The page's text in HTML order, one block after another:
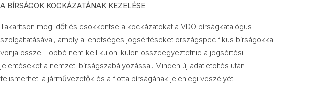
A BÍRSÁGOK KOCKÁZATÁNAK KEZELÉSE
Takarítson meg időt és csökkentse a kockázatokat a VDO bírságkatalógus-
szolgáltatásával, amely a lehetséges jogsértéseket országspecifikus bírságokkal
vonja össze. Többé nem kell külön-külön összeegyeztetnie a jogsértési
jelentéseket a nemzeti bírságszabályozással. Minden új adatletöltés után
felismerheti a járművezetők és a flotta bírságának jelenlegi veszélyét.